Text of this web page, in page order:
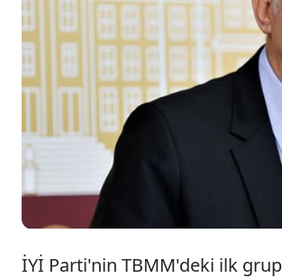
İYİ Parti'nin TBMM'deki ilk